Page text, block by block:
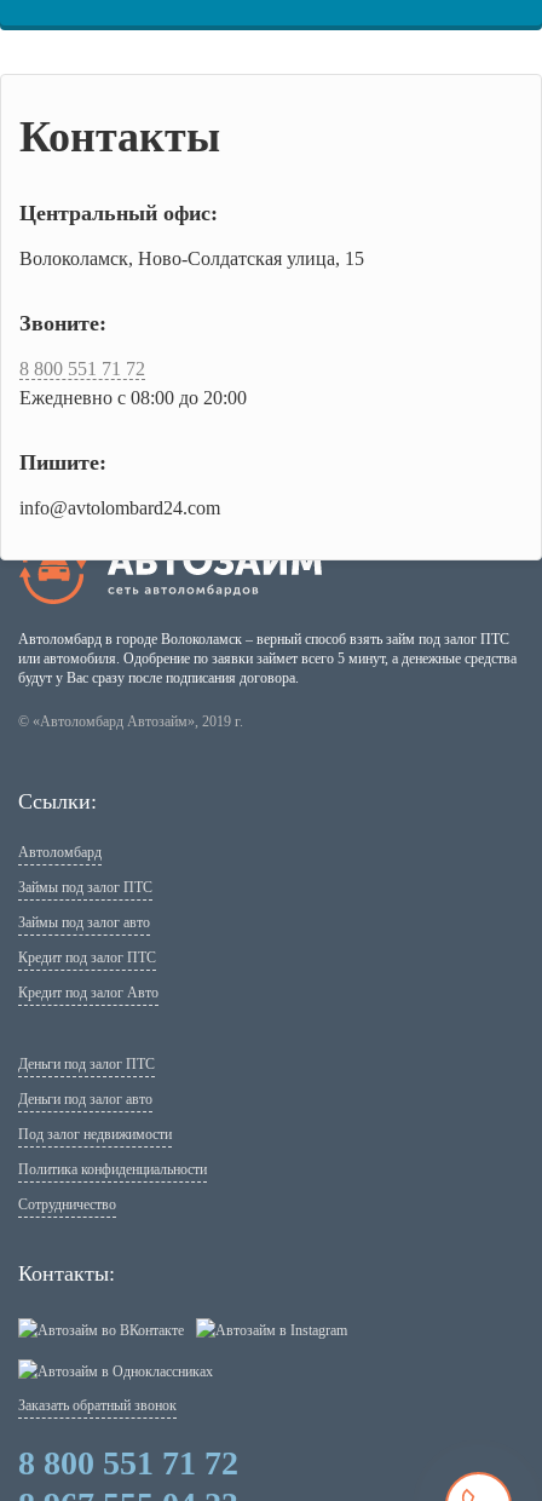
Контакты
Центральный офис:
Волоколамск, Ново-Солдатская улица, 15
Звоните:
8 800 551 71 72
Ежедневно с 08:00 до 20:00
Пишите:
info@avtolombard24.com
Автоломбард в городе Волоколамск – верный способ взять займ под залог ПТС
или автомобиля. Одобрение по заявки займет всего 5 минут, а денежные средства
будут у Вас сразу после подписания договора.
© «Автоломбард Автозайм», 2019 г.
Ссылки:
Автоломбард
Займы под залог ПТС
Займы под залог авто
Кредит под залог ПТС
Кредит под залог Авто
Деньги под залог ПТС
Деньги под залог авто
Под залог недвижимости
Политика конфиденциальности
Сотрудничество
Контакты:
Заказать обратный звонок
8 800 551 71 72